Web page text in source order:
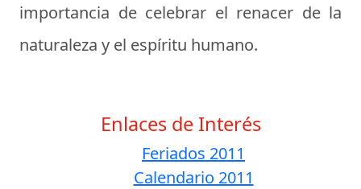
importancia de celebrar el renacer de la
naturaleza y el espíritu humano.
Enlaces de Interés
Feriados 2011
Calendario 2011